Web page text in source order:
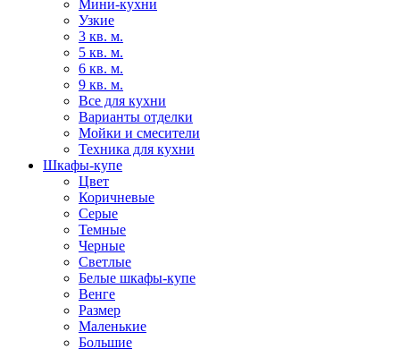
Мини-кухни
Узкие
3 кв. м.
5 кв. м.
6 кв. м.
9 кв. м.
Все для кухни
Варианты отделки
Мойки и смесители
Техника для кухни
Шкафы-купе
Цвет
Коричневые
Серые
Темные
Черные
Светлые
Белые шкафы-купе
Венге
Размер
Маленькие
Большие